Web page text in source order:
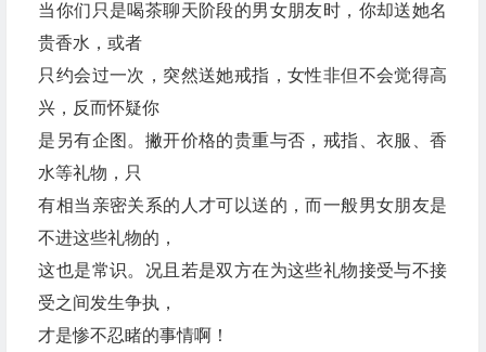
当你们只是喝茶聊天阶段的男女朋友时，你却送她名
贵香水，或者
只约会过一次，突然送她戒指，女性非但不会觉得高
兴，反而怀疑你
是另有企图。撇开价格的贵重与否，戒指、衣服、香
水等礼物，只
有相当亲密关系的人才可以送的，而一般男女朋友是
不进这些礼物的，
这也是常识。况且若是双方在为这些礼物接受与不接
受之间发生争执，
才是惨不忍睹的事情啊！